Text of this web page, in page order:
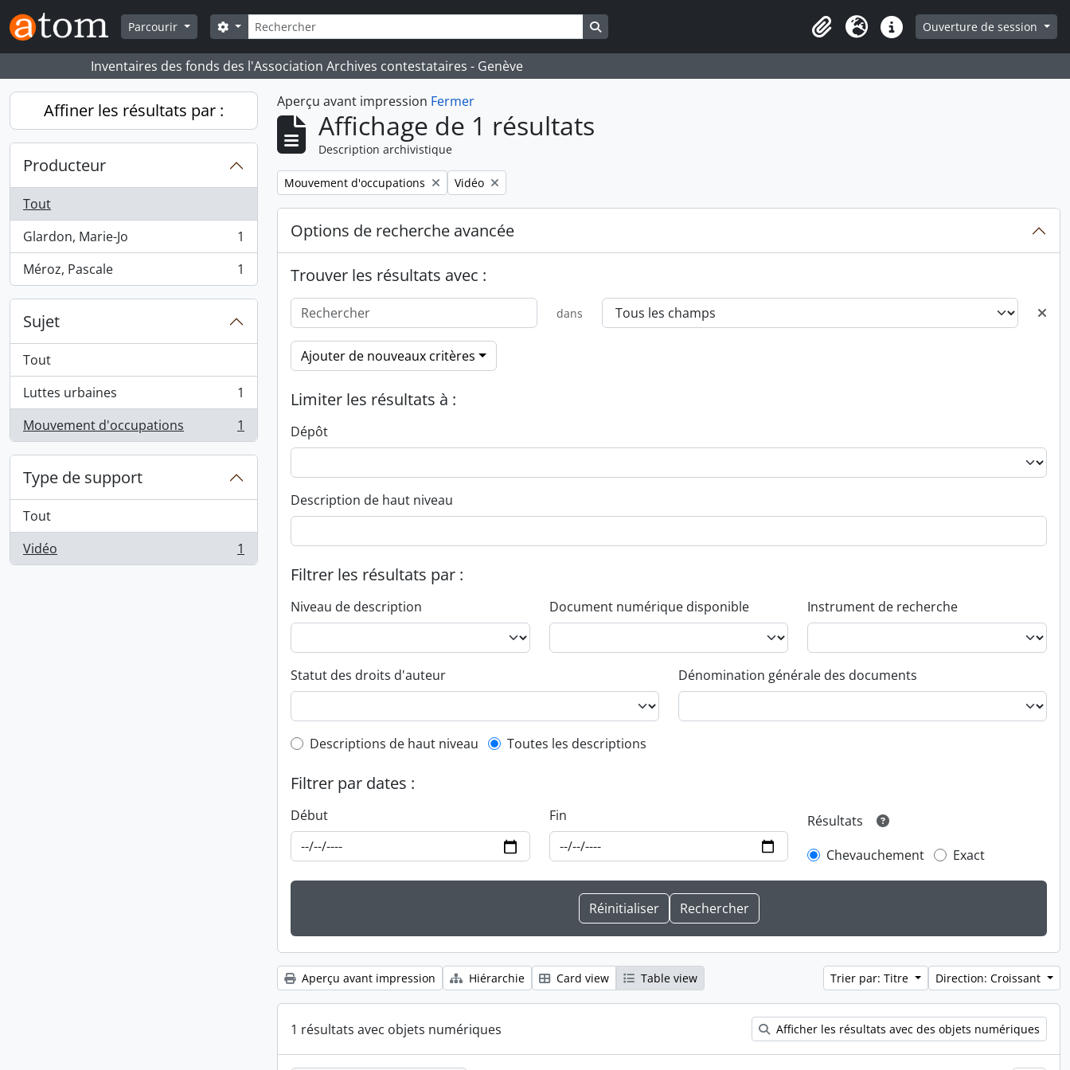
Skip to main content
Parcourir
Rechercher
Search options
Presse-papier
LangueLiens rapidesOuverture de session
Inventaires des fonds des l'Association Archives contestataires - Genève
Affiner les résultats par :
Producteur
Tout
Glardon, Marie-Jo
, 1 résultats
1
Méroz, Pascale
, 1 résultats 1
Sujet
Tout
Luttes urbaines
, 1 résultats
1
Mouvement d'occupations
, 1 résultats 1
Type de support
Tout
Vidéo
, 1 résultats 1
Aperçu avant impression Fermer
Affichage de 1 résultats
Description archivistique
Remove filter:
Mouvement d'occupations Remove filter:
Vidéo
Options de recherche avancée
Trouver les résultats avec :
dans
Ajouter de nouveaux critères
Limiter les résultats à :
Dépôt
Description de haut niveau
Filtrer les résultats par :
Niveau de description Document numérique disponible Instrument de recherche
Statut des droits d'auteur Dénomination générale des documents
Top-level description filter
Descriptions de haut niveau Toutes les descriptions
Filtrer par dates :
Début Fin
Résultats
Chevauchement
Exact
Aperçu avant impression Hiérarchie Card view Table view Trier par: Titre Direction: Croissant
1 résultats avec objets numériques Afficher les résultats avec des objets numériques